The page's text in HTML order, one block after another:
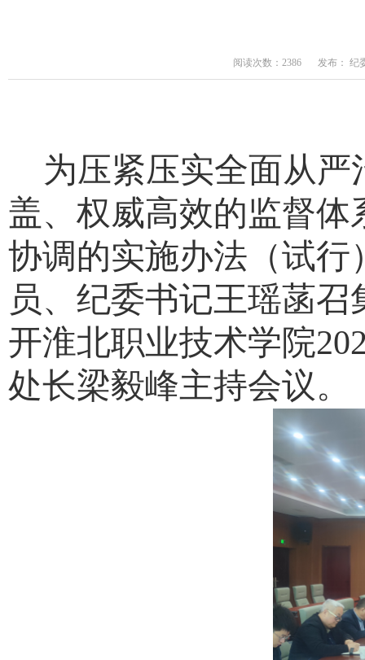
阅读次数：2386 发布： 纪
为压紧压实全面从
盖、权威高效的监督
协调的实施办法（试行
员、纪委书记王瑶菡
开淮北职业技术学院
处长梁毅峰主持会议。